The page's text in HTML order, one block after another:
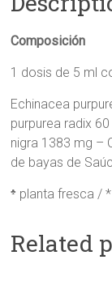
Composición
1 dosis de 5 ml
Echinacea
purpurea radix
nigra 1383 mg –
de bayas de
♣ planta fresca /
Related